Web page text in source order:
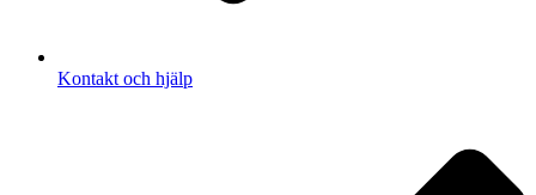
Kontakt och hjälp